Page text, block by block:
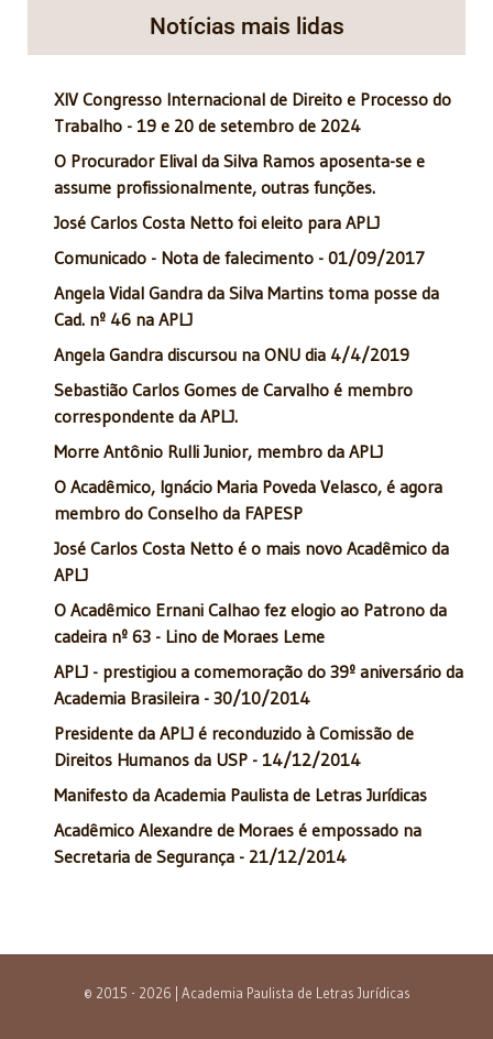
Notícias mais lidas
XIV Congresso Internacional de Direito e Processo do
Trabalho - 19 e 20 de setembro de 2024
O Procurador Elival da Silva Ramos aposenta-se e
assume profissionalmente, outras funções.
José Carlos Costa Netto foi eleito para APLJ
Comunicado - Nota de falecimento - 01/09/2017
Angela Vidal Gandra da Silva Martins toma posse da
Cad. nº 46 na APLJ
Angela Gandra discursou na ONU dia 4/4/2019
Sebastião Carlos Gomes de Carvalho é membro
correspondente da APLJ.
Morre Antônio Rulli Junior, membro da APLJ
O Acadêmico, Ignácio Maria Poveda Velasco, é agora
membro do Conselho da FAPESP
José Carlos Costa Netto é o mais novo Acadêmico da
APLJ
O Acadêmico Ernani Calhao fez elogio ao Patrono da
cadeira nº 63 - Lino de Moraes Leme
APLJ - prestigiou a comemoração do 39º aniversário da
Academia Brasileira - 30/10/2014
Presidente da APLJ é reconduzido à Comissão de
Direitos Humanos da USP - 14/12/2014
Manifesto da Academia Paulista de Letras Jurídicas
Acadêmico Alexandre de Moraes é empossado na
Secretaria de Segurança - 21/12/2014
© 2015 - 2026 | Academia Paulista de Letras Jurídicas